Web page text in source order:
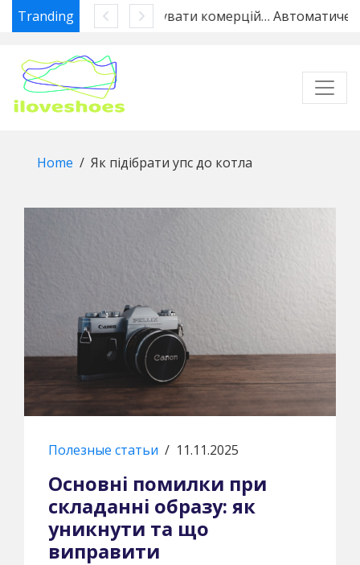
Skip
content
Tranding Як підтримувати комерційний транспорт у робочому стані: вантажівки Tatra та автобуси
Home Як підібрати упс до котла
Полезные статьи / 11.11.2025
Основні помилки при
складанні образу: як
уникнути та що
виправити